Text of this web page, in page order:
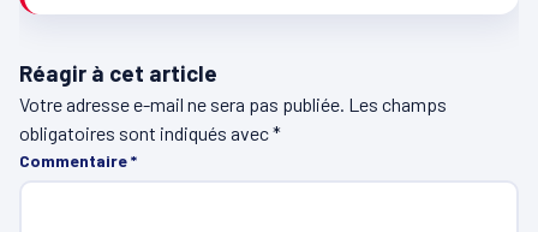
Réagir à cet article
Votre adresse e-mail ne sera pas publiée. Les champs
obligatoires sont indiqués avec*
Commentaire*